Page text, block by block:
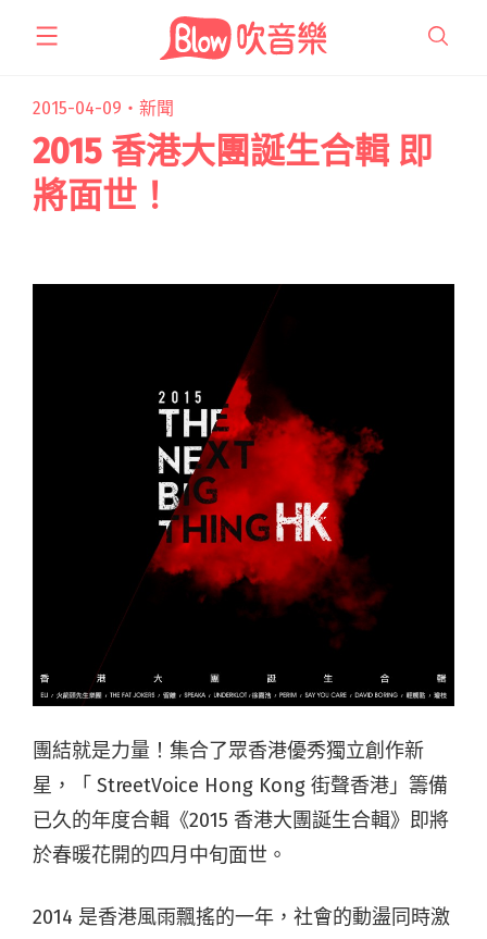
2015-04-09・ 新聞
2015 香港大團誕生合輯 即
將面世！
團結就是力量！集合了眾香港優秀獨立創作新
星，「 StreetVoice Hong Kong 街聲香港」籌備
已久的年度合輯《2015 香港大團誕生合輯》即將
於春暖花開的四月中旬面世。
2014 是香港風雨飄搖的一年，社會的動盪同時激